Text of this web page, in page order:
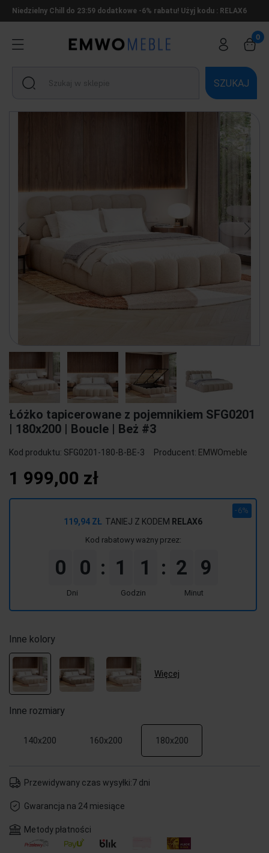
Niedzielny Chill do 23:59 dodatkowe -6% rabatu! Użyj kodu : RELAX6
SZUKAJ
Łóżko tapicerowane z pojemnikiem SFG0201
| 180x200 | Boucle | Beż #3
Kod produktu: SFG0201-180-B-BE-3 Producent: EMWOmeble
1 999,00 zł
119,94 ZŁ TANIEJ Z KODEM RELAX6
Kod rabatowy ważny przez:
-6%
0 0
Dni
: 1 1
Godzin
: 2 9
Minut
Inne kolory
Więcej
Inne rozmiary
140x200 160x200 180x200
Przewidywany czas wysyłki:7 dni
Gwarancja na 24 miesiące
Metody płatności